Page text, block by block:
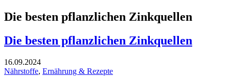
Die besten pflanzlichen Zinkquellen
Die besten pflanzlichen Zinkquellen
16.09.2024
Nährstoffe, Ernährung & Rezepte